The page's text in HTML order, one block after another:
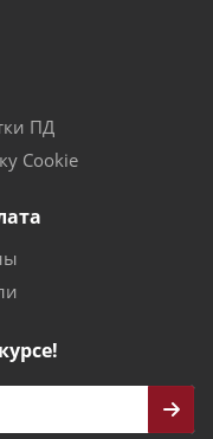
ПД
Cookie